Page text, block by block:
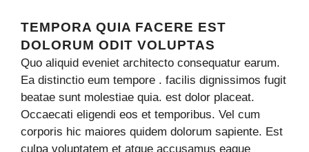
TEMPORA QUIA FACERE EST
DOLORUM ODIT VOLUPTAS
Quo aliquid eveniet architecto consequatur earum.
Ea distinctio eum tempore . facilis dignissimos fugit
beatae sunt molestiae quia. est dolor placeat.
Occaecati eligendi eos et temporibus. Vel cum
corporis hic maiores quidem dolorum sapiente. Est
culpa voluptatem et atque accusamus eaque